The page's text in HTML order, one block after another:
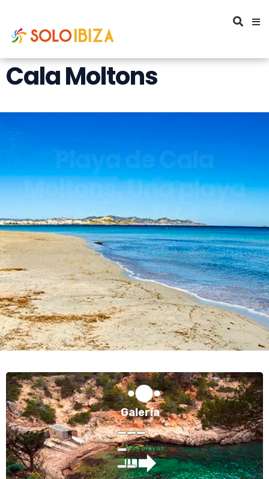
Cala Moltons
Playa de Cala
Moltons. Una playa
escondida
La Playa de Cala Moltons es una
pequeña playa a la que se accede
desde el puerto de San Miguel por un
sendero.
Galería
Más playas